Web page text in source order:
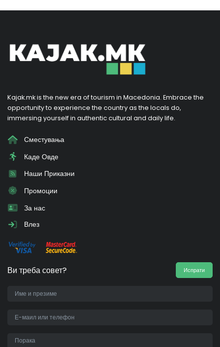
Kajak.mk is the new era of tourism in Macedonia. Embrace the
opportunity to experience the country as the locals do,
immersing yourself in authentic cultural and daily life.
Сместувања
Каде Овде
Наши Приказни
Промоции
За нас
Влез
Ви треба совет? Испрати